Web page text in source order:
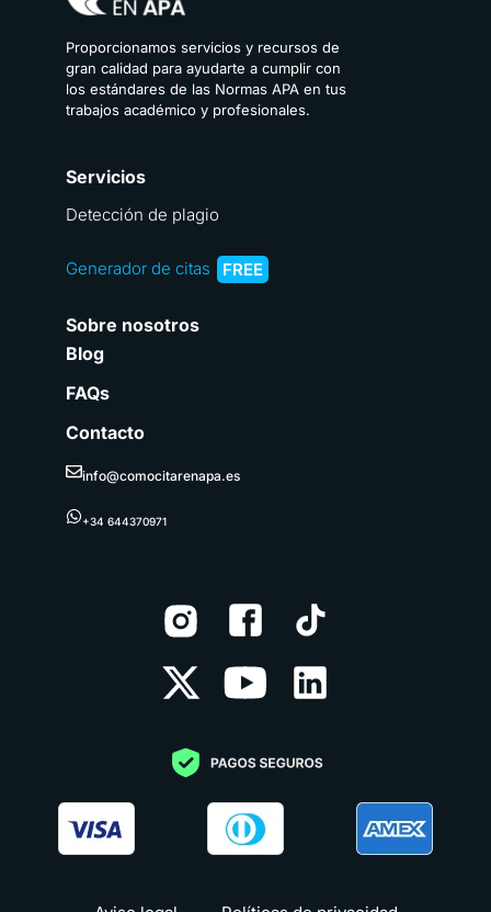
Proporcionamos servicios y recursos de
gran calidad para ayudarte a cumplir con
los estándares de las Normas APA en tus
trabajos académico y profesionales.
Servicios
Detección de plagio
Generador de citas FREE
Sobre nosotros
Blog
FAQs
Contacto
info@comocitarenapa.es
+34 644370971